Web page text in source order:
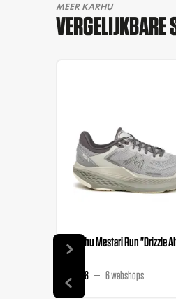
MEER KARHU
VERGELIJKBARE
Karhu Mestari Run "Drizzle
€ 168 6 webshops